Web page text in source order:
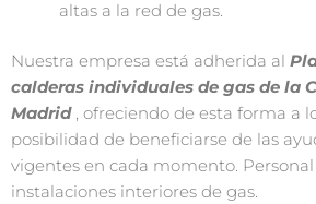
altas a la red de gas.
Nuestra empresa está adherida al
calderas individuales de gas de la
Madrid , ofreciendo de esta forma a
posibilidad de beneficiarse de las
vigentes en cada momento.
instalaciones interiores de gas.